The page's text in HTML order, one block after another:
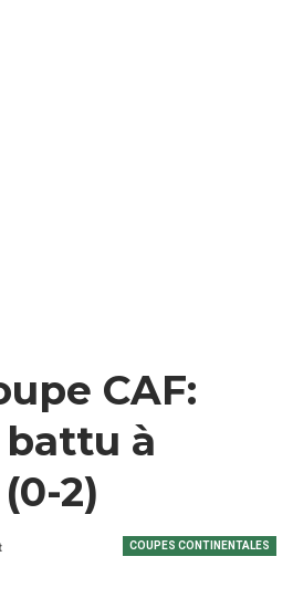
CAF:
à
2)
COUPES CONTINENTALES